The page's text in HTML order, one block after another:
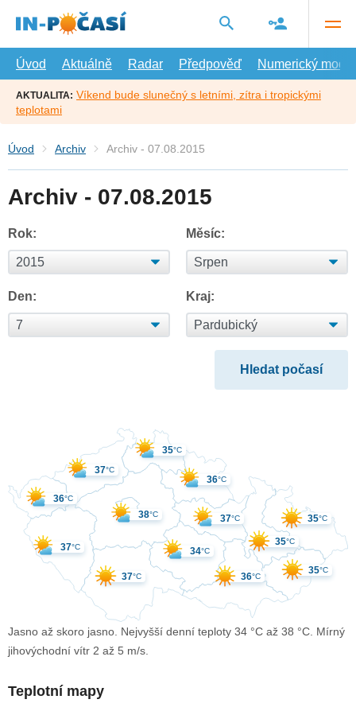
hlavní
Úvod
Aktuálně Radar Předpověď Numerický model
AKTUALITA: Víkend bude slunečný s letními, zítra i tropickými
teplotami
Úvod Archiv Archiv - 07.08.2015
Archiv - 07.08.2015
Rok: Měsíc:
Den: Kraj:
37°C 36°C
36°C
36°C
35°C
35°C
35°C
37°C
37°C
38°C
37°C
34°C
35°C
Jasno až skoro jasno. Nejvyšší denní teploty 34 °C až 38 °C. Mírný
jihovýchodní vítr 2 až 5 m/s.
Teplotní mapy